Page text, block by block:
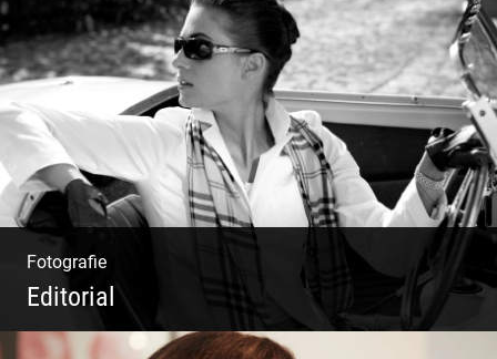
Yoga und Meditation – mystisch inszeniert
Fotografie
Editorial